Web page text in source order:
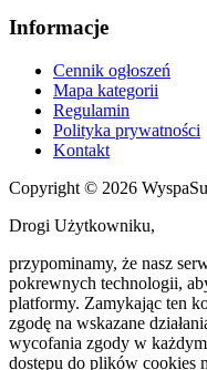
Informacje
Cennik ogłoszeń
Mapa kategorii
Regulamin
Polityka prywatności
Kontakt
Copyright © 2026
Drogi Użytkowniku,
przypominamy, że nasz
pokrewnych technologii,
platformy. Zamykając ten
zgodę na wskazane
wycofania zgody w
dostępu do plików cookies